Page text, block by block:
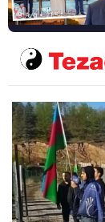
9 Avq • 21:54